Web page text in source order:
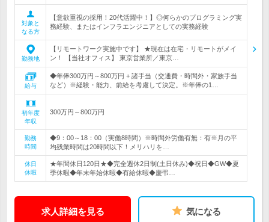
対象と
なる方
【意欲重視の採用！20代活躍中！】◎何らかのプログラミング実
務経験、またはインフラエンジニアとしての実務経験
勤務地
【リモートワーク実施中です】 ★現在は在宅・リモートがメイ
ン！ 【当社オフィス】 東京営業所／東京…
給与
◆年俸300万円～800万円 + 諸手当（交通費・時間外・家族手当
など）※経験・能力、前給を考慮して決定。※年俸の1…
初年度
年収
300万円～800万円
勤務
時間
◆9：00～18：00（実働8時間）※時間外労働有無：有※月の平
均残業時間は20時間以下！メリハリを…
休日
休暇
★年間休日120日★◆完全週休2日制(土日休み)◆祝日◆GW◆夏
季休暇◆年末年始休暇◆有給休暇◆慶弔…
求人詳細を見る 気になる